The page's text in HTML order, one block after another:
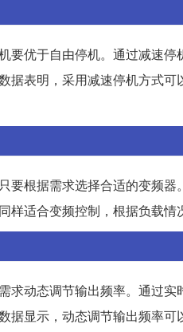
要优于自由停机。通过减速
据表明，采用减速停机方式
要根据需求选择合适的变频
样适合变频控制，根据负载情
求动态调节输出频率。通过
显示，动态调节输出频率可